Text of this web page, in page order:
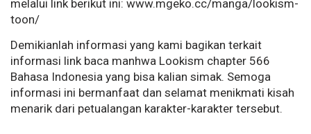
melalui link berikut ini: www.mgeko.cc/manga/lookism-
toon/
Demikianlah informasi yang kami bagikan terkait
informasi link baca manhwa Lookism chapter 566
Bahasa Indonesia yang bisa kalian simak. Semoga
informasi ini bermanfaat dan selamat menikmati kisah
menarik dari petualangan karakter-karakter tersebut.